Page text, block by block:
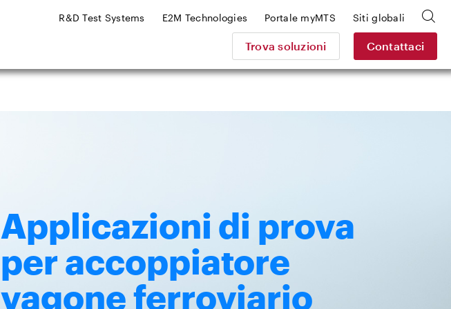
Trova soluzioni Contattaci
R&D Test Systems E2M Technologies Portale myMTS Siti globali
Applicazioni di prova
per accoppiatore
vagone ferroviario